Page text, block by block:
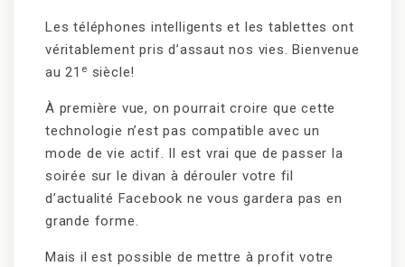
Les téléphones intelligents et les tablettes ont
véritablement pris d’assaut nos vies. Bienvenue
au 21 e siècle!
À première vue, on pourrait croire que cette
technologie n’est pas compatible avec un
mode de vie actif. Il est vrai que de passer la
soirée sur le divan à dérouler votre fil
d’actualité Facebook ne vous gardera pas en
grande forme.
Mais il est possible de mettre à profit votre